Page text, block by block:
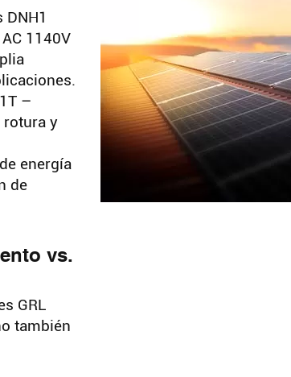
1140V
–
rotura y
energía
de
vs.
GRL
también